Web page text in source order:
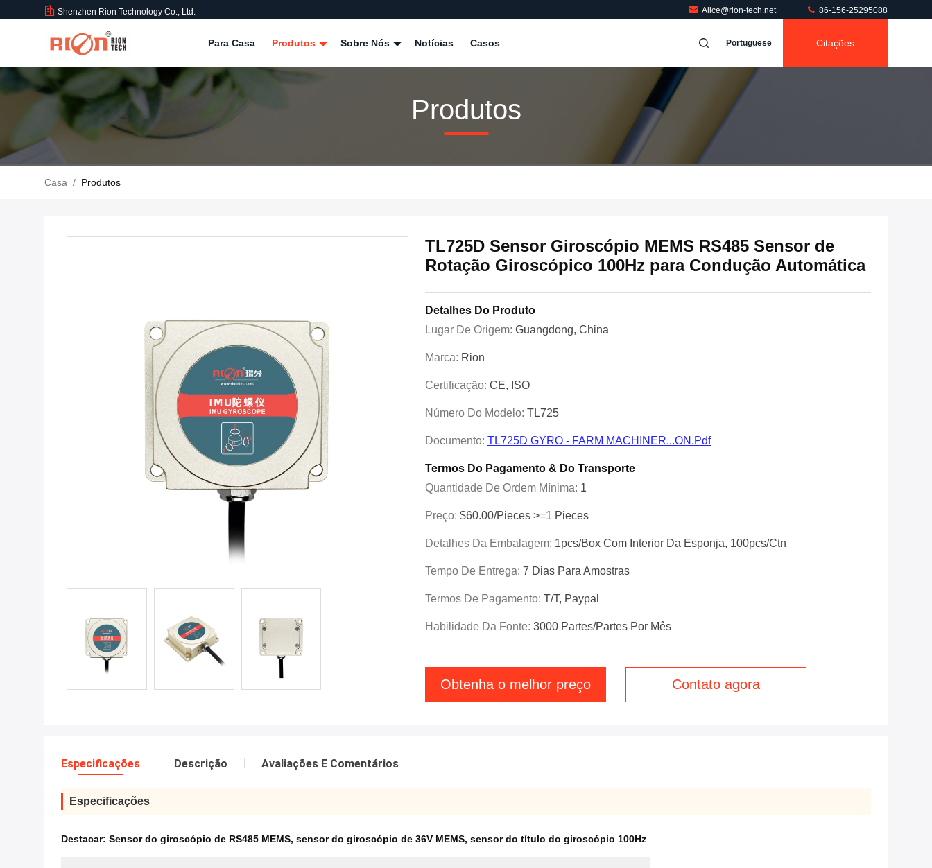
Shenzhen Rion Technology Co., Ltd. Alice@rion-tech.net 86-156-25295088
Para Casa Produtos Sobre Nós Notícias Casos Portuguese Citações
Produtos
Casa / Produtos
TL725D Sensor Giroscópio MEMS RS485 Sensor de
Rotação Giroscópico 100Hz para Condução Automática
Detalhes Do Produto
Lugar De Origem: Guangdong, China
Marca: Rion
Certificação: CE, ISO
Número Do Modelo: TL725
Documento: TL725D GYRO - FARM MACHINER...ON.pdf
Termos Do Pagamento & Do Transporte
Quantidade De Ordem Mínima: 1
Preço: $60.00/Pieces >=1 Pieces
Detalhes Da Embalagem: 1pcs/box Com Interior Da Esponja, 100pcs/ctn
Tempo De Entrega: 7 Dias Para Amostras
Termos De Pagamento: T/T, Paypal
Habilidade Da Fonte: 3000 Partes/partes Por Mês
Obtenha o melhor preço Contato agora
Especificações Descrição Avaliações E Comentários
Especificações
Destacar: Sensor do giroscópio de RS485 MEMS, sensor do giroscópio de 36V MEMS, sensor do título do giroscópio 100Hz